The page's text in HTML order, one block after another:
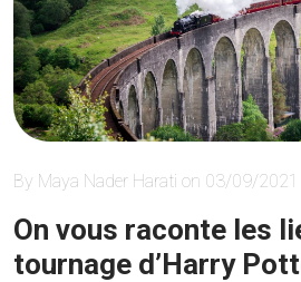
By Maya Nader Harati on 03/09/
On vous raconte les
tournage d’Harry